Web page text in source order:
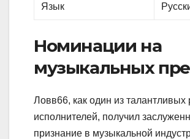
Язык
Номинации на
музыкальных
Ловв66, как один из талантливых
исполнителей, получил
признание в музыкальной